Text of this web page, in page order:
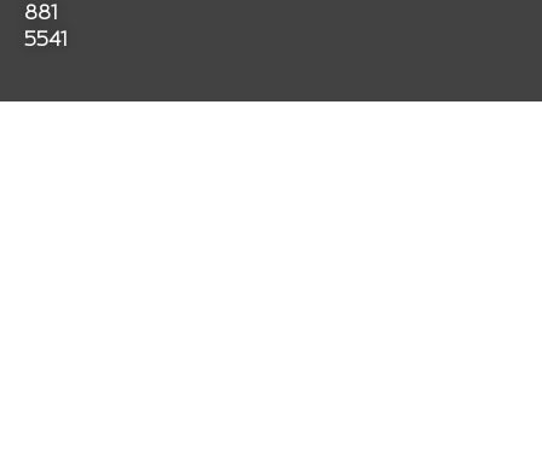
881
5541